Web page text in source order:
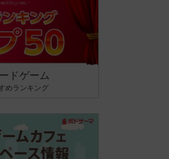
ドゲーム
めランキング